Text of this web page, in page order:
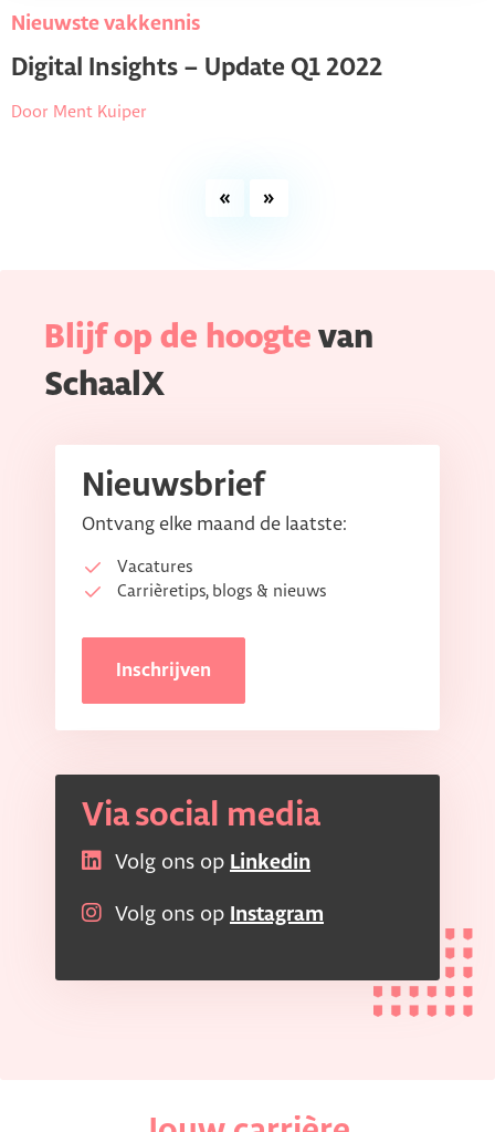
Nieuwste vakkennis
Digital Insights – Update Q1 2022
Door Ment Kuiper
« »
Blijf op de hoogte van
SchaalX
Nieuwsbrief
Ontvang elke maand de laatste:
Vacatures
Carrièretips, blogs & nieuws
Inschrijven
Via social media
Volg ons op Linkedin
Volg ons op Instagram